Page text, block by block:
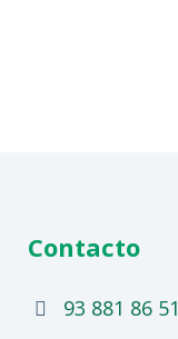
Contacto
93 881 86 51